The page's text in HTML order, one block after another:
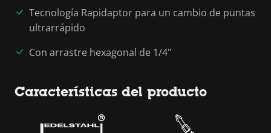
Tecnología Rapidaptor para un cambio de puntas
ultrarrápido
Con arrastre hexagonal de 1/4"
Características del producto